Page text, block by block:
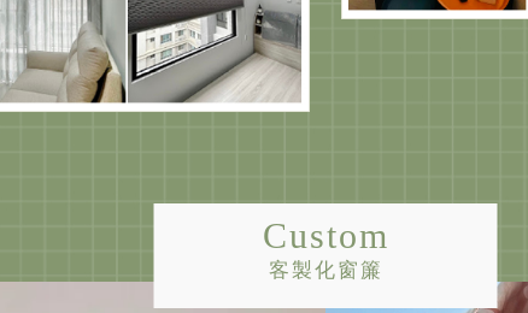
Custom
客製化窗簾